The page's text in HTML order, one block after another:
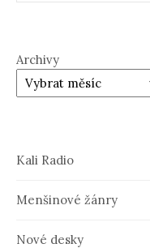
Archivy
Kali Radio
Menšinové žánry
Nové desky